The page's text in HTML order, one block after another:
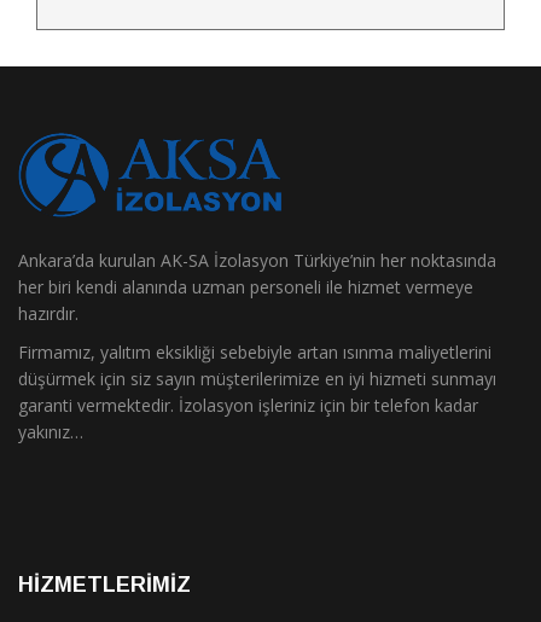
Ankara’da kurulan AK-SA İzolasyon Türkiye’nin her noktasında
her biri kendi alanında uzman personeli ile hizmet vermeye
hazırdır.
Firmamız, yalıtım eksikliği sebebiyle artan ısınma maliyetlerini
düşürmek için siz sayın müşterilerimize en iyi hizmeti sunmayı
garanti vermektedir. İzolasyon işleriniz için bir telefon kadar
yakınız…
HIZMETLERIMIZ